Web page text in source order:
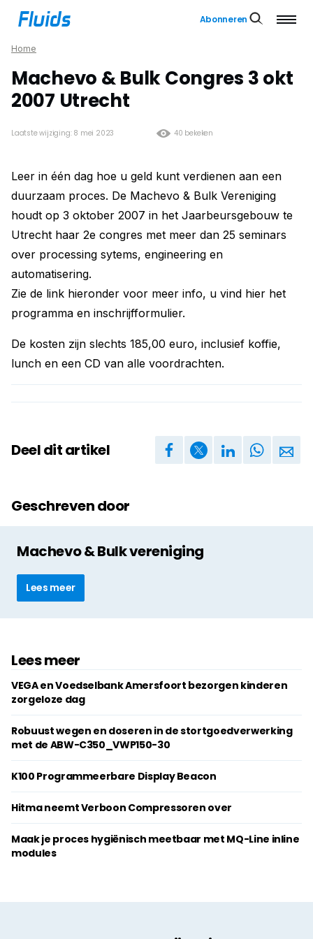
Abonneren
Home
Machevo & Bulk Congres 3 okt
2007 Utrecht
40 bekeken
Laatste wijziging: 8 mei 2023
Leer in één dag hoe u geld kunt verdienen aan een
duurzaam proces. De Machevo & Bulk Vereniging
houdt op 3 oktober 2007 in het Jaarbeursgebouw te
Utrecht haar 2e congres met meer dan 25 seminars
over processing sytems, engineering en
automatisering.
Zie de link hieronder voor meer info, u vind hier het
programma en inschrijfformulier.
De kosten zijn slechts 185,00 euro, inclusief koffie,
lunch en een CD van alle voordrachten.
Deel dit artikel
Geschreven door
Machevo & Bulk vereniging
Lees meer
Lees meer
VEGA en Voedselbank Amersfoort bezorgen kinderen
zorgeloze dag
Robuust wegen en doseren in de stortgoedverwerking
met de ABW-C350_VWP150-30
K100 Programmeerbare Display Beacon
Hitma neemt Verboon Compressoren over
Maak je proces hygiënisch meetbaar met MQ-Line inline
modules